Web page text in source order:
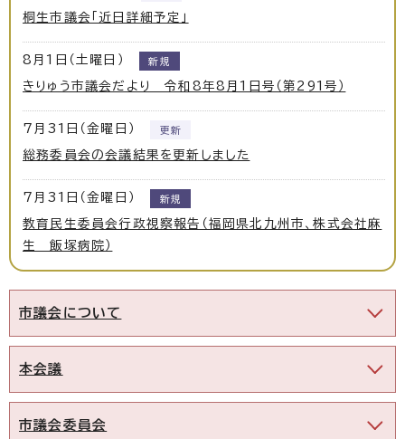
桐生市議会「近日詳細予定」
8月1日（土曜日） 新規
きりゅう市議会だより 令和8年8月1日号（第291号）
7月31日（金曜日） 更新
総務委員会の会議結果を更新しました
7月31日（金曜日） 新規
教育民生委員会行政視察報告（福岡県北九州市、株式会社麻
生 飯塚病院）
市議会について
本会議
市議会委員会